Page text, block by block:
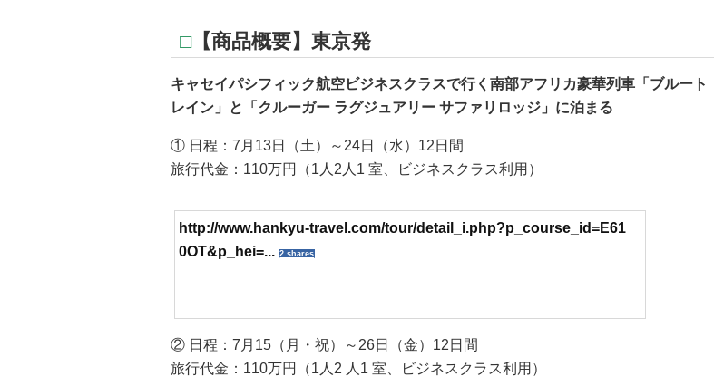
□【商品概要】東京発
キャセイパシフィック航空ビジネスクラスで行く南部アフリカ豪華列車「ブルート
レイン」と「クルーガー ラグジュアリー サファリロッジ」に泊まる
① 日程：7月13日（土）～24日（水）12日間
旅行代金：110万円（1人2人1 室、ビジネスクラス利用）
http://www.hankyu-travel.com/tour/detail_i.php?p_course_id=E61
0OT&p_hei=... 2 shares
② 日程：7月15（月・祝）～26日（金）12日間
旅行代金：110万円（1人2 人1 室、ビジネスクラス利用）